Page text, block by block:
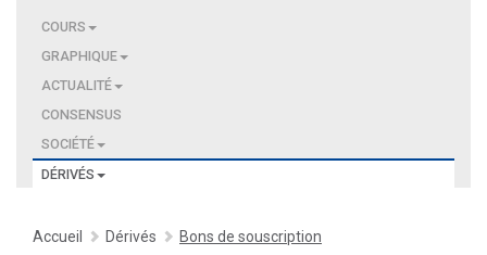
COURS
GRAPHIQUE
ACTUALITÉ
CONSENSUS
SOCIÉTÉ
DÉRIVÉS
Accueil Dérivés Bons de souscription